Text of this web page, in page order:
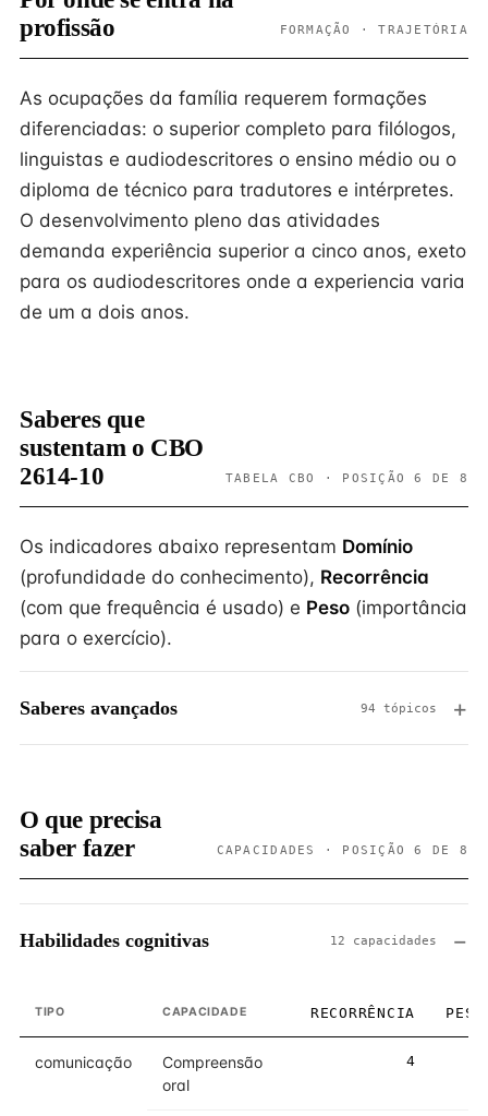
profissão
FORMAÇÃO · TRAJETÓRIA
As ocupações da família requerem formações
diferenciadas: o superior completo para filólogos,
linguistas e audiodescritores o ensino médio ou o
diploma de técnico para tradutores e intérpretes.
O desenvolvimento pleno das atividades
demanda experiência superior a cinco anos, exeto
para os audiodescritores onde a experiencia varia
de um a dois anos.
Saberes que
sustentam o CBO
2614-10
TABELA CBO · POSIÇÃO 6 DE 8
Os indicadores abaixo representam Domínio
(profundidade do conhecimento), Recorrência
(com que frequência é usado) e Peso (importância
para o exercício).
Saberes avançados 94 tópicos
O que precisa
saber fazer
CAPACIDADES · POSIÇÃO 6 DE 8
Habilidades cognitivas 12 capacidades
TIPO CAPACIDADE RECORRÊNCIA PESO
comunicação
Compreensão
oral
4